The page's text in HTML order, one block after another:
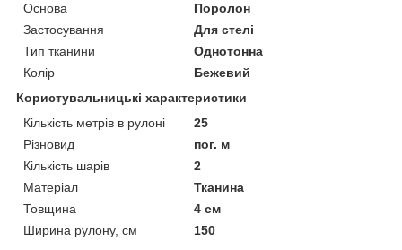
Основа
Поролон
Застосування
Для стелі
Тип тканини
Однотонна
Колір
Бежевий
Користувальницькі характеристики
Кількість метрів в рулоні
25
Різновид
пог. м
Кількість шарів
2
Матеріал
Тканина
Товщина
4 см
Ширина рулону, см
150